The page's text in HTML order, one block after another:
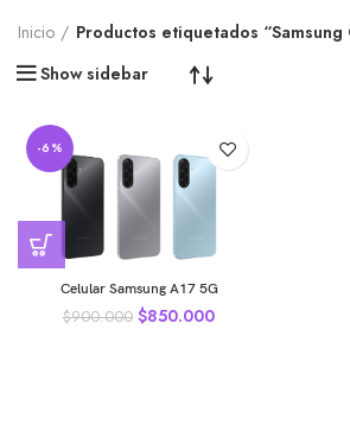
Inicio
Productos etiquetados “Samsung
Show sidebar
-6%
Celular Samsung A17 5G
$900.000 $850.000